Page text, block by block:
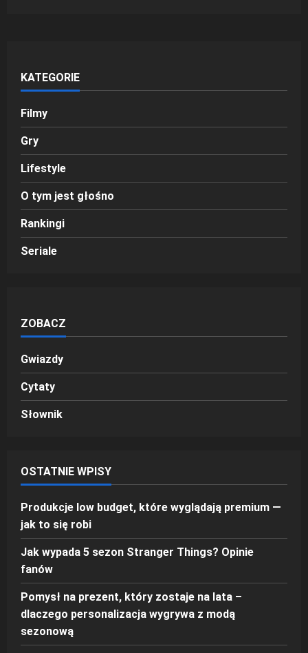
KATEGORIE
Filmy
Gry
Lifestyle
O tym jest głośno
Rankingi
Seriale
ZOBACZ
Gwiazdy
Cytaty
Słownik
OSTATNIE WPISY
Produkcje low budget, które wyglądają premium —
jak to się robi
Jak wypada 5 sezon Stranger Things? Opinie
fanów
Pomysł na prezent, który zostaje na lata –
dlaczego personalizacja wygrywa z modą
sezonową